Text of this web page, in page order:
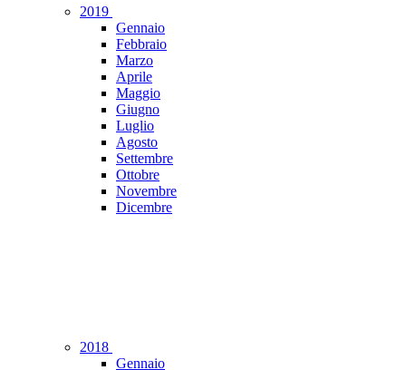
2019
Gennaio
Febbraio
Marzo
Aprile
Maggio
Giugno
Luglio
Agosto
Settembre
Ottobre
Novembre
Dicembre
2018
Gennaio